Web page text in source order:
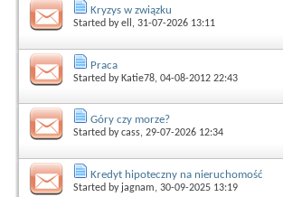
Kryzys w związku
Started byell , 31-07-2026 13:11
Praca
Started by Katie78, 04-08-2012 22:43
Góry czy morze?
Started bycass, 29-07-2026 12:34
Kredyt hipoteczny na nieruchomość
Started by jagnam, 30-09-2025 13:19